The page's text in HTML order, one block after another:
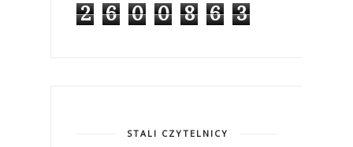
2 6 0 0 8 6 3
STALI CZYTELNICY